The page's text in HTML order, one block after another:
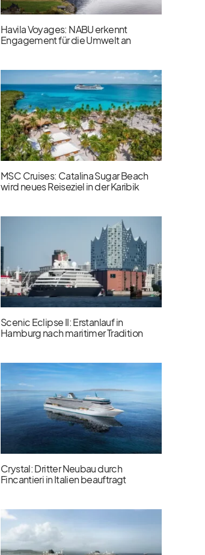
Havila Voyages: NABU erkennt
Engagement für die Umwelt an
MSC Cruises: Catalina Sugar Beach
wird neues Reiseziel in der Karibik
Scenic Eclipse II: Erstanlauf in
Hamburg nach maritimer Tradition
Crystal: Dritter Neubau durch
Fincantieri in Italien beauftragt